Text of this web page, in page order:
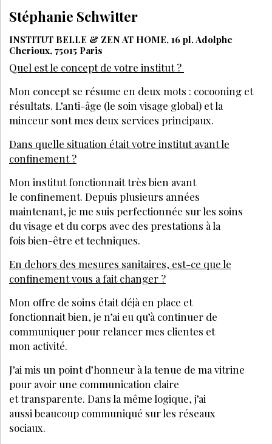
Stéphanie Schwitter
INSTITUT BELLE & ZEN AT HOME, 16 pl. Adolphe
Cherioux, 75015 Paris
Quel est le concept de votre institut ?
Mon concept se résume en deux mots : cocooning et
résultats. L’anti-âge (le soin visage global) et la
minceur sont mes deux services principaux.
Dans quelle situation était votre institut avant le
confinement ?
Mon institut fonctionnait très bien avant
le confinement. Depuis plusieurs années
maintenant, je me suis perfectionnée sur les soins
du visage et du corps avec des prestations à la
fois bien-être et techniques.
En dehors des mesures sanitaires, est-ce que le
confinement vous a fait changer ?
Mon offre de soins était déjà en place et
fonctionnait bien, je n’ai eu qu’à continuer de
communiquer pour relancer mes clientes et
mon activité.
J’ai mis un point d’honneur à la tenue de ma vitrine
pour avoir une communication claire
et transparente. Dans la même logique, j’ai
aussi beaucoup communiqué sur les réseaux
sociaux.